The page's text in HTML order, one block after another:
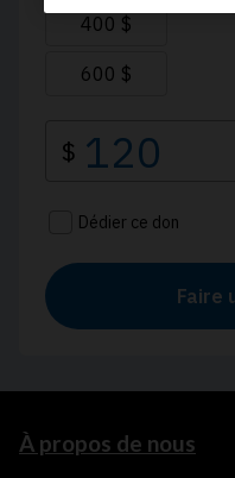
À propos de nous